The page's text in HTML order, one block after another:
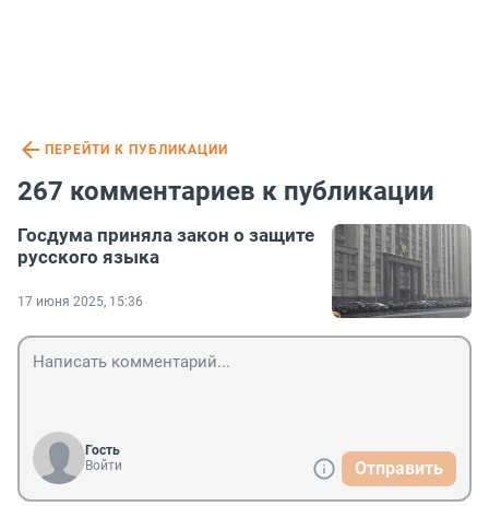
ПЕРЕЙТИ К ПУБЛИКАЦИИ
267 комментариев к публикации
Госдума приняла закон о защите
русского языка
17 июня 2025, 15:36
Гость
Войти
Отправить